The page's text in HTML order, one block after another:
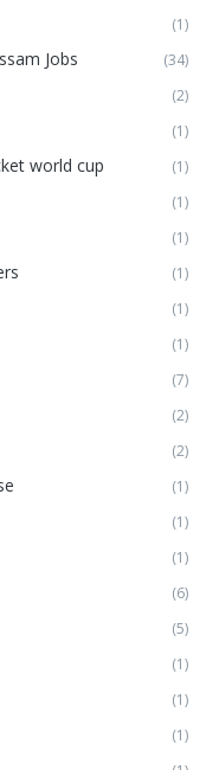
(1)
Jobs (34)
(2)
(1)
world cup (1)
(1)
(1)
(1)
(1)
(1)
(7)
(2)
(2)
(1)
(1)
(1)
(6)
(5)
(1)
(1)
(1)